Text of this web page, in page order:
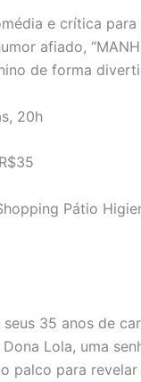
e crítica
afiado,
de forma
20h
Pátio
35 anos de
Lola, uma
palco para